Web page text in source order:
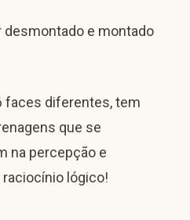
desmontado e montado
faces diferentes, tem
que se
na percepção e
lógico!